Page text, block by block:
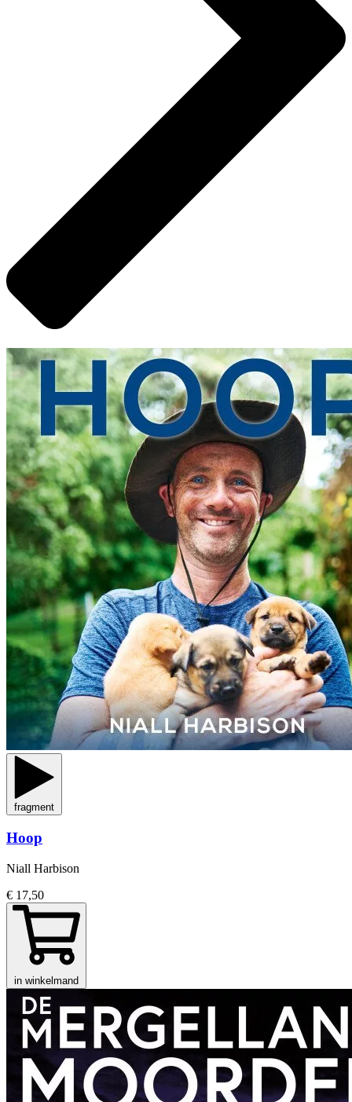
fragment
Hoop
Niall Harbison
€ 17,50
in winkelmand